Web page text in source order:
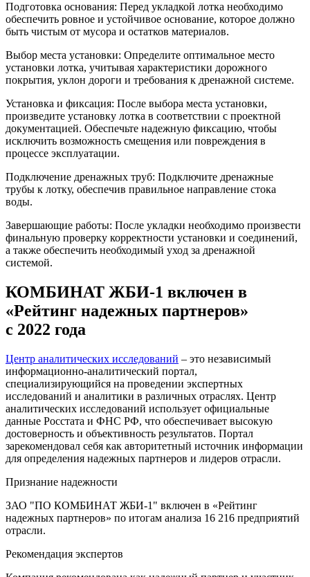
Подготовка основания: Перед укладкой лотка необходимо
обеспечить ровное и устойчивое основание, которое должно
быть чистым от мусора и остатков материалов.
Выбор места установки: Определите оптимальное место
установки лотка, учитывая характеристики дорожного
покрытия, уклон дороги и требования к дренажной системе.
Установка и фиксация: После выбора места установки,
произведите установку лотка в соответствии с проектной
документацией. Обеспечьте надежную фиксацию, чтобы
исключить возможность смещения или повреждения в
процессе эксплуатации.
Подключение дренажных труб: Подключите дренажные
трубы к лотку, обеспечив правильное направление стока
воды.
Завершающие работы: После укладки необходимо произвести
финальную проверку корректности установки и соединений,
а также обеспечить необходимый уход за дренажной
системой.
КОМБИНАТ ЖБИ-1 включен в
«Рейтинг надежных партнеров»
с 2022 года
Центр аналитических исследований – это независимый
информационно-аналитический портал,
специализирующийся на проведении экспертных
исследований и аналитики в различных отраслях. Центр
аналитических исследований использует официальные
данные Росстата и ФНС РФ, что обеспечивает высокую
достоверность и объективность результатов. Портал
зарекомендовал себя как авторитетный источник информации
для определения надежных партнеров и лидеров отрасли.
Признание надежности
ЗАО "ПО КОМБИНАТ ЖБИ-1" включен в «Рейтинг
надежных партнеров» по итогам анализа 16 216 предприятий
отрасли.
Рекомендация экспертов